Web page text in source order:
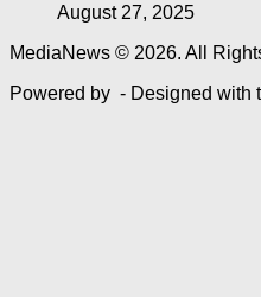
August 27, 2025
MediaNews © 2026. All
Powered by - Designed with